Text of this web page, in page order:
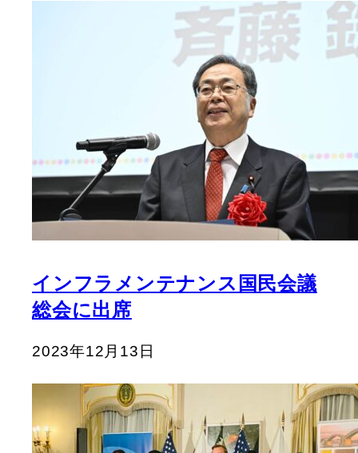
インフラメンテナンス国民会議
総会に出席
2023年12月13日